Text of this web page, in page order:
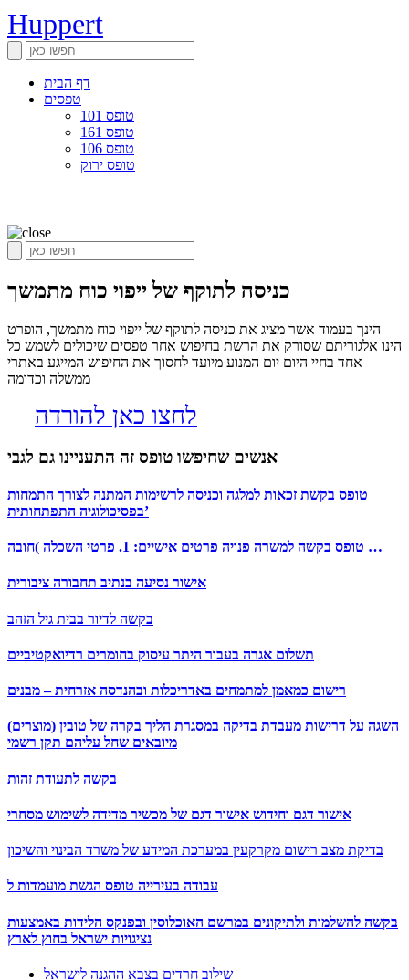
Huppert
דף הבית
טפסים
טופס 101
טופס 161
טופס 106
טופס ירוק
כניסה לתוקף של ייפוי כוח מתמשך
הינך בעמוד אשר מציג את כניסה לתוקף של ייפוי כוח מתמשך, הופרט
הינו אלגוריתם שסורק את הרשת בחיפוש אחר טפסים שיכולים לשמש כל
אחד בחיי היום יום המנוע מיועד לחסוך את החיפוש המייגע באתרי
ממשלה וכדומה
לחצו כאן להורדה
אנשים שחיפשו טופס זה התעניינו גם לגבי
טופס בקשת זכאות למלגה וכניסה לרשימות המתנה לצורך התמחות
בפסיכולוגיה התפתחותית’
טופס בקשה למשרה פנויה פרטים אישיים: 1. פרטי השכלה )חובה …
אישור נסיעה בנתיב תחבורה ציבורית
בקשה לדיור בבית גיל הזהב
תשלום אגרה בעבור היתר עיסוק בחומרים רדיואקטיביים
רישום כמאמן למתמחים באדריכלות ובהנדסה אזרחית – מבנים
השגה על דרישות מעבדת בדיקה במסגרת הליך בקרה של טובין (מוצרים)
מיובאים שחל עליהם תקן רשמי
בקשה לתעודת זהות
אישור דגם וחידוש אישור דגם של מכשיר מדידה לשימוש מסחרי
בדיקת מצב רישום מקרקעין במערכת המידע של משרד הבינוי והשיכון
עבודה בעירייה טופס הגשת מועמדות ל
בקשה להשלמות ולתיקונים במרשם האוכלוסין ובפנקס הלידות באמצעות
נציגויות ישראל בחוץ לארץ
שילוב חרדים בצבא ההגנה לישראל